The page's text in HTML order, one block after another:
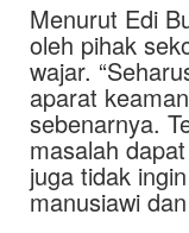
Menurut Edi
oleh pihak
wajar.
aparat
sebenarnya.
masalah
juga tidak
manusiawi